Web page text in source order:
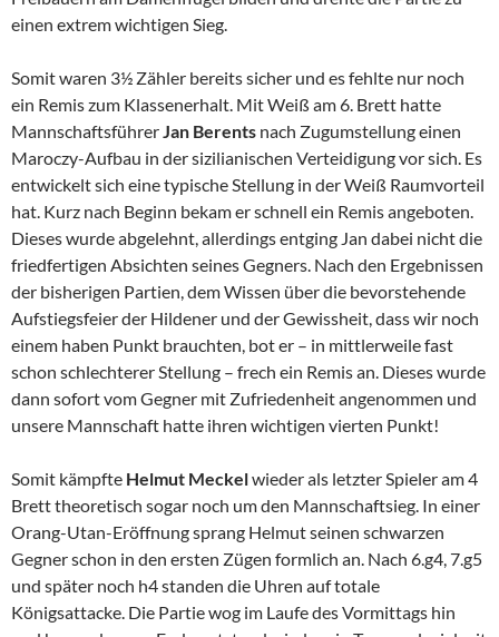
einen extrem wichtigen Sieg.
Somit waren 3½ Zähler bereits sicher und es fehlte nur noch
ein Remis zum Klassenerhalt. Mit Weiß am 6. Brett hatte
MannschaftsführerJan Berents nach Zugumstellung einen
Maroczy-Aufbau in der sizilianischen Verteidigung vor sich. Es
entwickelt sich eine typische Stellung in der Weiß Raumvorteil
hat. Kurz nach Beginn bekam er schnell ein Remis angeboten.
Dieses wurde abgelehnt, allerdings entging Jan dabei nicht die
friedfertigen Absichten seines Gegners. Nach den Ergebnissen
der bisherigen Partien, dem Wissen über die bevorstehende
Aufstiegsfeier der Hildener und der Gewissheit, dass wir noch
einem haben Punkt brauchten, bot er – in mittlerweile fast
schon schlechterer Stellung – frech ein Remis an. Dieses wurde
dann sofort vom Gegner mit Zufriedenheit angenommen und
unsere Mannschaft hatte ihren wichtigen vierten Punkt!
Somit kämpfte Helmut Meckelwieder als letzter Spieler am 4
Brett theoretisch sogar noch um den Mannschaftsieg. In einer
Orang-Utan-Eröffnung sprang Helmut seinen schwarzen
Gegner schon in den ersten Zügen formlich an. Nach 6.g4, 7.g5
und später noch h4 standen die Uhren auf totale
Königsattacke. Die Partie wog im Laufe des Vormittags hin